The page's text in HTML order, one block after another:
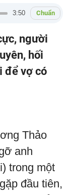
3:50 Chuẩn
người
hối
để vợ có
Thảo
anh
trong một
đầu tiên,